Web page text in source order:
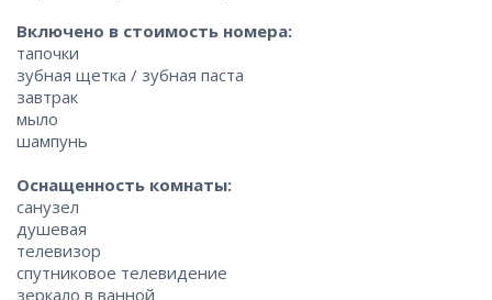
Включено в стоимость номера:
тапочки
зубная щетка / зубная паста
завтрак
мыло
шампунь
Оснащенность комнаты:
санузел
душевая
телевизор
спутниковое телевидение
зеркало в ванной